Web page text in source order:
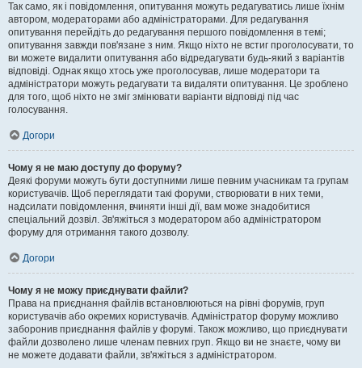
Так само, як і повідомлення, опитування можуть редагуватись лише їхнім
автором, модераторами або адміністраторами. Для редагування
опитування перейдіть до редагування першого повідомлення в темі;
опитування завжди пов'язане з ним. Якщо ніхто не встиг проголосувати, то
ви можете видалити опитування або відредагувати будь-який з варіантів
відповіді. Однак якщо хтось уже проголосував, лише модератори та
адміністратори можуть редагувати та видаляти опитування. Це зроблено
для того, щоб ніхто не зміг змінювати варіанти відповіді під час
голосування.
Догори
Чому я не маю доступу до форуму?
Деякі форуми можуть бути доступними лише певним учасникам та групам
користувачів. Щоб переглядати такі форуми, створювати в них теми,
надсилати повідомлення, вчиняти інші дії, вам може знадобитися
спеціальний дозвіл. Зв'яжіться з модератором або адміністратором
форуму для отримання такого дозволу.
Догори
Чому я не можу приєднувати файли?
Права на приєднання файлів встановлюються на рівні форумів, груп
користувачів або окремих користувачів. Адміністратор форуму можливо
заборонив приєднання файлів у форумі. Також можливо, що приєднувати
файли дозволено лише членам певних груп. Якщо ви не знаєте, чому ви
не можете додавати файли, зв'яжіться з адміністратором.